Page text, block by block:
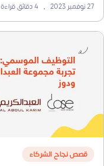
27 نوفمبر 2023 •
4دقائق قراءة
قصص نجاح الشركاء